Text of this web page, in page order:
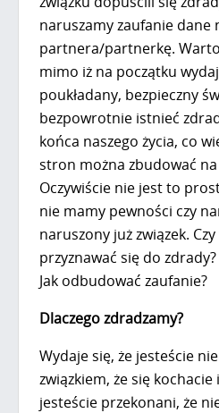
naruszamy zaufanie dane
partnera/partnerkę.
mimo iż na początku
poukładany, bezpieczny
bezpowrotnie istnieć
końca naszego życia, co
stron można zbudować
Oczywiście nie jest to
nie mamy pewności czy
naruszony już związek.
przyznawać się do zdrady?
Jak odbudować zaufanie?
Dlaczego zdradzamy?
Wydaje się, że jesteście
związkiem, że się kochacie
jesteście przekonani, że